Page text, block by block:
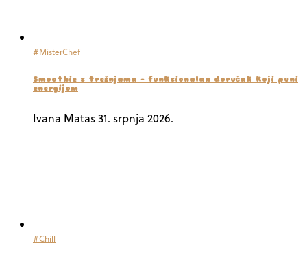
#MisterChef
Smoothie s trešnjama – funkcionalan doručak koji puni
energijom
Ivana Matas31. srpnja 2026.
#Chill